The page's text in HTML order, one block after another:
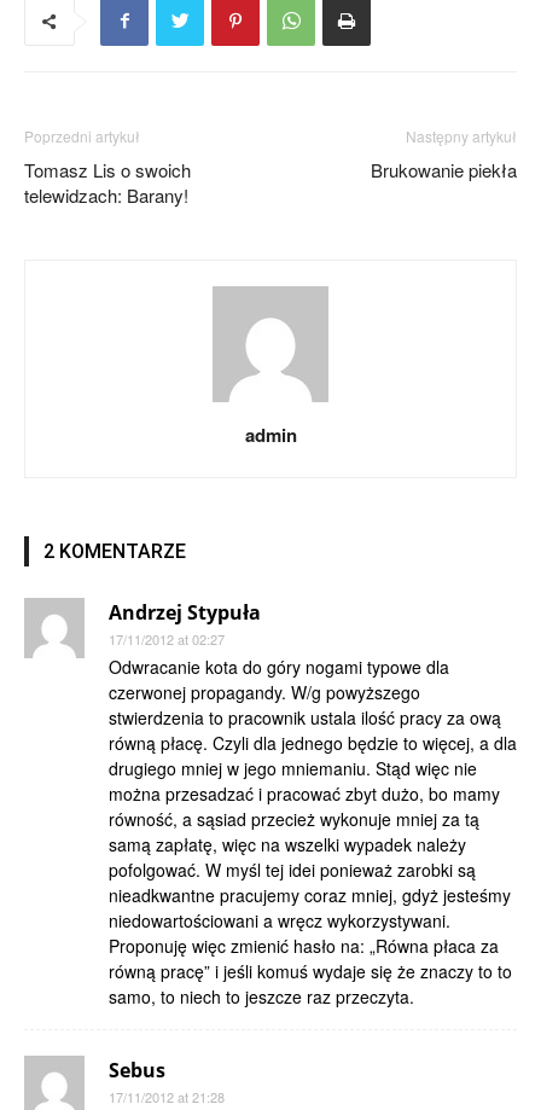
Poprzedni artykuł
Tomasz Lis o swoich
telewidzach: Barany!
Następny artykuł
Brukowanie piekła
admin
2 KOMENTARZE
Andrzej Stypuła
17/11/2012 at 02:27
Odwracanie kota do góry nogami typowe dla
czerwonej propagandy. W/g powyższego
stwierdzenia to pracownik ustala ilość pracy za ową
równą płacę. Czyli dla jednego będzie to więcej, a dla
drugiego mniej w jego mniemaniu. Stąd więc nie
można przesadzać i pracować zbyt dużo, bo mamy
równość, a sąsiad przecież wykonuje mniej za tą
samą zapłatę, więc na wszelki wypadek należy
pofolgować. W myśl tej idei ponieważ zarobki są
nieadkwantne pracujemy coraz mniej, gdyż jesteśmy
niedowartościowani a wręcz wykorzystywani.
Proponuję więc zmienić hasło na: „Równa płaca za
równą pracę” i jeśli komuś wydaje się że znaczy to to
samo, to niech to jeszcze raz przeczyta.
Sebus
17/11/2012 at 21:28